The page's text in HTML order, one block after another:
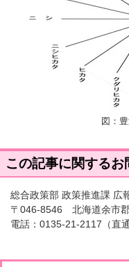
図：
この記事に関するお
総合政策部 政策推進課 広
〒046-8546 北海道余市
電話： 0135-21-2117 （直